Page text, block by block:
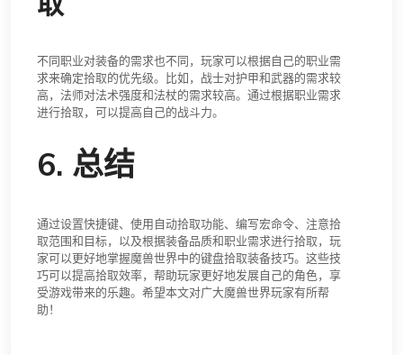
不同职业对装备的需求也不同，玩家可以根据自己的职业需
求来确定拾取的优先级。比如，战士对护甲和武器的需求较
高，法师对法术强度和法杖的需求较高。通过根据职业需求
进行拾取，可以提高自己的战斗力。
6. 总结
通过设置快捷键、使用自动拾取功能、编写宏命令、注意拾
取范围和目标，以及根据装备品质和职业需求进行拾取，玩
家可以更好地掌握魔兽世界中的键盘拾取装备技巧。这些技
巧可以提高拾取效率，帮助玩家更好地发展自己的角色，享
受游戏带来的乐趣。希望本文对广大魔兽世界玩家有所帮
助！